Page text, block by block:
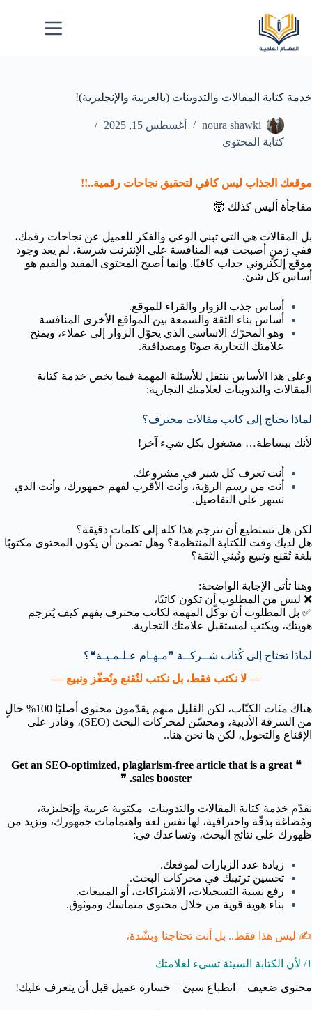
خدمة كتابة المقالات والتدوينات (بالعربية والإنجليزية)!
noura shawki
أغسطس 15, 2025
كتابة المحتوى
موقعك الجذاب ليس كافي لتحقيق نجاحات رقمية..!!
مفاجأة أليس كذلك 🤯
بل المقالات هي التي تبني الوعي والفكر للعميل عن نجاحات رقمك،
ففي زمنٍ أصبحت فيه المنافسة على الإنترنت شرسة، لم يعد وجود
موقع إلكتروني جذاب كافيًا. وإنما أصبح المحتوى المفيد والقيم هو
أساس كل شئ.
أساس جذب الزوار والقراء للموقع.
أساس بناء الثقة والسمعة بين المواقع الأخرى المنافسة
وهو المحرّك الاساسي الذي يحوّل الزوار إلى عملاء، ويمنح
علامتك التجارية صوتًا ومصداقية.
وعلى هذا الأساس ننتقل للأسئلة المهمة فيما يخص خدمة كتابة
المقالات والتدوينات لعلامتك التجارية:
لماذا تحتاج إلى كاتب مقالات محترف؟
لأنك ببساطة… مشغول بكل شيء آخر!
أنت تعرف كل شبر في مشروعك.
أنت من رسم الرؤية، وأنت الأقرب لفهم جمهورك، وأنت الذي
تسهر على التفاصيل.
لكن هل تستطيع أن تترجم هذا كله إلى كلمات دقيقة؟
هل لديك وقت للكتابة المنتظمة؟ وهل تضمن أن يكون المحتوى مكتوبًا
بلغة تُقنع وتبيع وتُبني الثقة؟
وهنا تأتي الإجابة الواضحة:
❌ ليس من المطلوب أن تكون كاتبًا،
✅ بل المطلوب أن توكّل المهمة لكاتب محترف يفهم كيف يُترجم
هويتك، ويكتب لمستقبل علامتك التجارية.
لماذا تحتاج إلى كُتاب شــركــة ❞مـهـام عـلـمـيـة❝؟
— لا نكتب فقط، بل نكتب لنُقنع ونُحفّز ونبيع —
هناك مئات الكتّاب، لكن القليل منهم يقدّمون محتوى أصليًا 100% خالٍ
من السرقة الأدبية، ومحسّن لمحركات البحث (SEO)، وقادر على
الإقناع والتحويل، لكن ها نحن هنا..
❝ Get an SEO-optimized, plagiarism-free article that is a great
sales booster. ❞
نقدّم خدمة كتابة المقالات والتدوينات مكتوبة عربية وإنجليزية،
ومُصاغة بدقّة واحترافية، لها نفس لغة واهتمامات جمهورك، وتزيد من
ظهورك على نتائج البحث، وتساعدك في:
زيادة عدد الزيارات لموقعك.
تحسين ترتيبك في محركات البحث.
رفع نسبة التسجيلات، الاشتراكات، أو المبيعات.
بناء هوية قوية من خلال محتوى متماسك وموثوق.
✍️ ليس هذا فقط.. بل أنت تحتاجنا وبشّدة،
1/ لأن الكتابة السيئة تسيء لعلامتك
محتوى ضعيف = انطباع سيئ = خسارة عميل قبل أن يتعرف عليك!